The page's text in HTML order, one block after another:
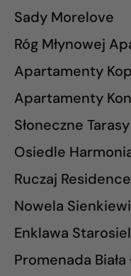
Sady Morelove
Róg Młynowej
Apartamenty
Apartamenty
Słoneczne Tarasy
Osiedle
Ruczaj Residence
Nowela
Enklawa
Promenada Biała